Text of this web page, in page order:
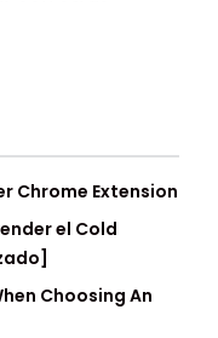
Chrome Extension
el Cold
Choosing An